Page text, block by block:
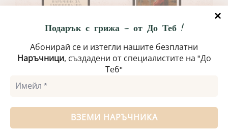
Подарък с грижа – от До Теб !
Абонирай се и изтегли нашите безплатни
Наръчници, създадени от специалистите на "До
Теб"
Copyright © 2025До теб, Всички права запазени